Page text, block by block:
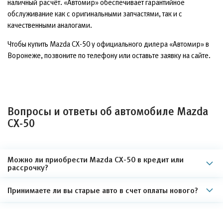
наличный расчёт. «Автомир» обеспечивает гарантийное
обслуживание как с оригинальными запчастями, так и с
качественными аналогами.
Чтобы купить Mazda CX-50 у официального дилера «Автомир» в
Воронеже, позвоните по телефону или оставьте заявку на сайте.
Вопросы и ответы об автомобиле Mazda
CX-50
Можно ли приобрести Mazda CX-50 в кредит или
рассрочку?
Принимаете ли вы старые авто в счет оплаты нового?